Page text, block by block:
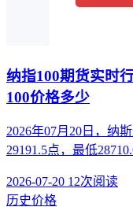
纳指100期货实时
100价格多少
2026年07月20日，纳
29191.5点，最低
2026-07-20 12次阅读
历史价格